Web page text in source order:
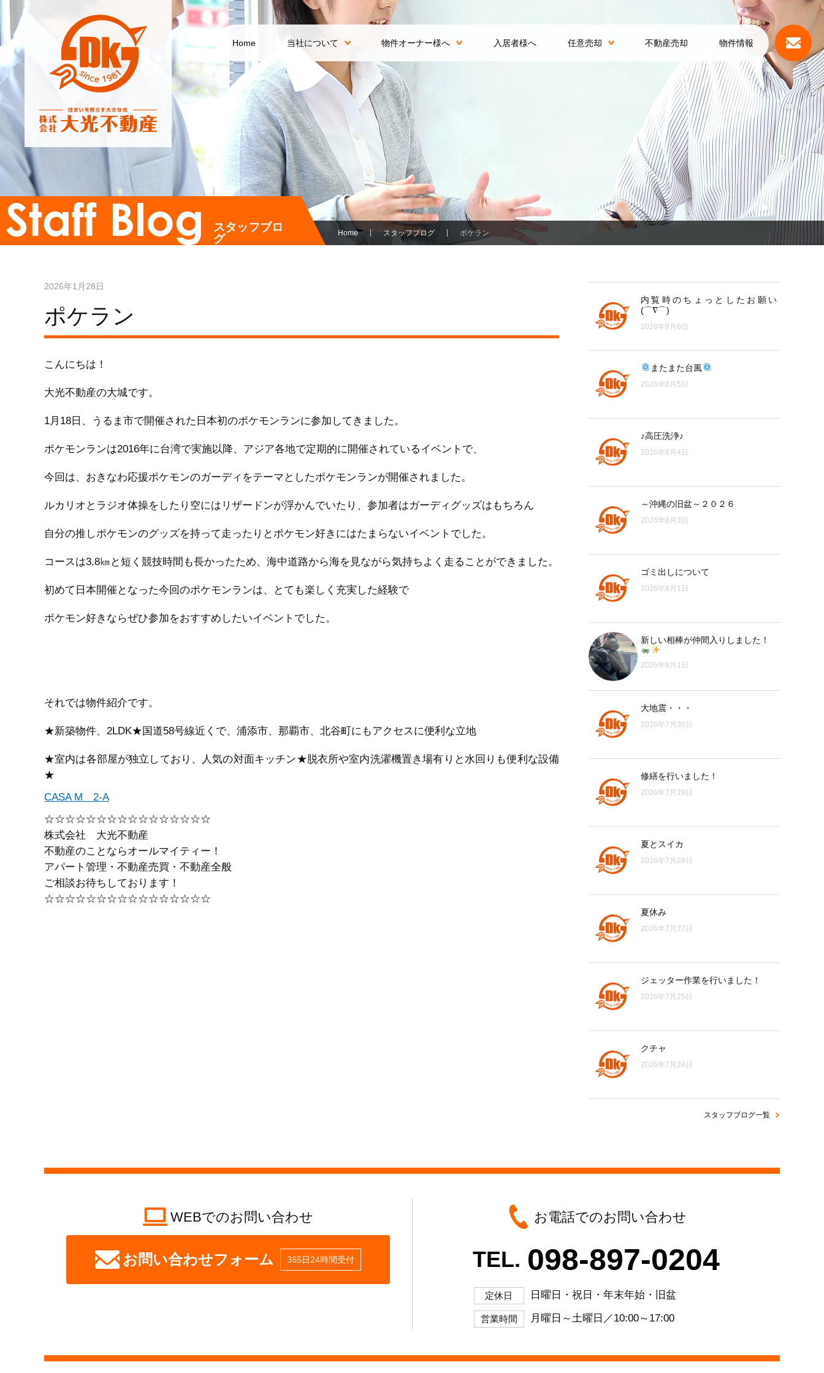
Home 当社について 物件オーナー様へ 入居者様へ 任意売却 不動産売却 物件情報
スタッフブロ
グ
Home スタッフブログ ポケラン
2026年1月28日
ポケラン
こんにちは！
大光不動産の大城です。
1月18日、うるま市で開催された日本初のポケモンランに参加してきました。
ポケモンランは2016年に台湾で実施以降、アジア各地で定期的に開催されているイベントで、
今回は、おきなわ応援ポケモンのガーディをテーマとしたポケモンランが開催されました。
ルカリオとラジオ体操をしたり空にはリザードンが浮かんでいたり、参加者はガーディグッズはもちろん
自分の推しポケモンのグッズを持って走ったりとポケモン好きにはたまらないイベントでした。
コースは3.8㎞と短く競技時間も長かったため、海中道路から海を見ながら気持ちよく走ることができました。
初めて日本開催となった今回のポケモンランは、とても楽しく充実した経験で
ポケモン好きならぜひ参加をおすすめしたいイベントでした。
それでは物件紹介です。
★新築物件、2LDK★国道58号線近くで、浦添市、那覇市、北谷町にもアクセスに便利な立地
★室内は各部屋が独立しており、人気の対面キッチン★脱衣所や室内洗濯機置き場有りと水回りも便利な設備
★
CASA M 2-A
☆☆☆☆☆☆☆☆☆☆☆☆☆☆☆☆
株式会社 大光不動産
不動産のことならオールマイティー！
アパート管理・不動産売買・不動産全般
ご相談お待ちしております！
☆☆☆☆☆☆☆☆☆☆☆☆☆☆☆☆
内覧時のちょっとしたお願い
(⌒∇⌒)
2026年8月6日
またまた台風
2026年8月5日
♪高圧洗浄♪
2026年8月4日
～沖縄の旧盆～２０２６
2026年8月3日
ゴミ出しについて
2026年8月1日
新しい相棒が仲間入りしました！
2026年8月1日
大地震・・・
2026年7月30日
修繕を行いました！
2026年7月29日
夏とスイカ
2026年7月28日
夏休み
2026年7月27日
ジェッター作業を行いました！
2026年7月25日
クチャ
2026年7月24日
スタッフブログ一覧
WEBでのお問い合わせ
お問い合わせフォーム 365日24時間受付
お電話でのお問い合わせ
TEL. 098-897-0204
定休日 日曜日・祝日・年末年始・旧盆
営業時間 月曜日～土曜日／10:00～17:00